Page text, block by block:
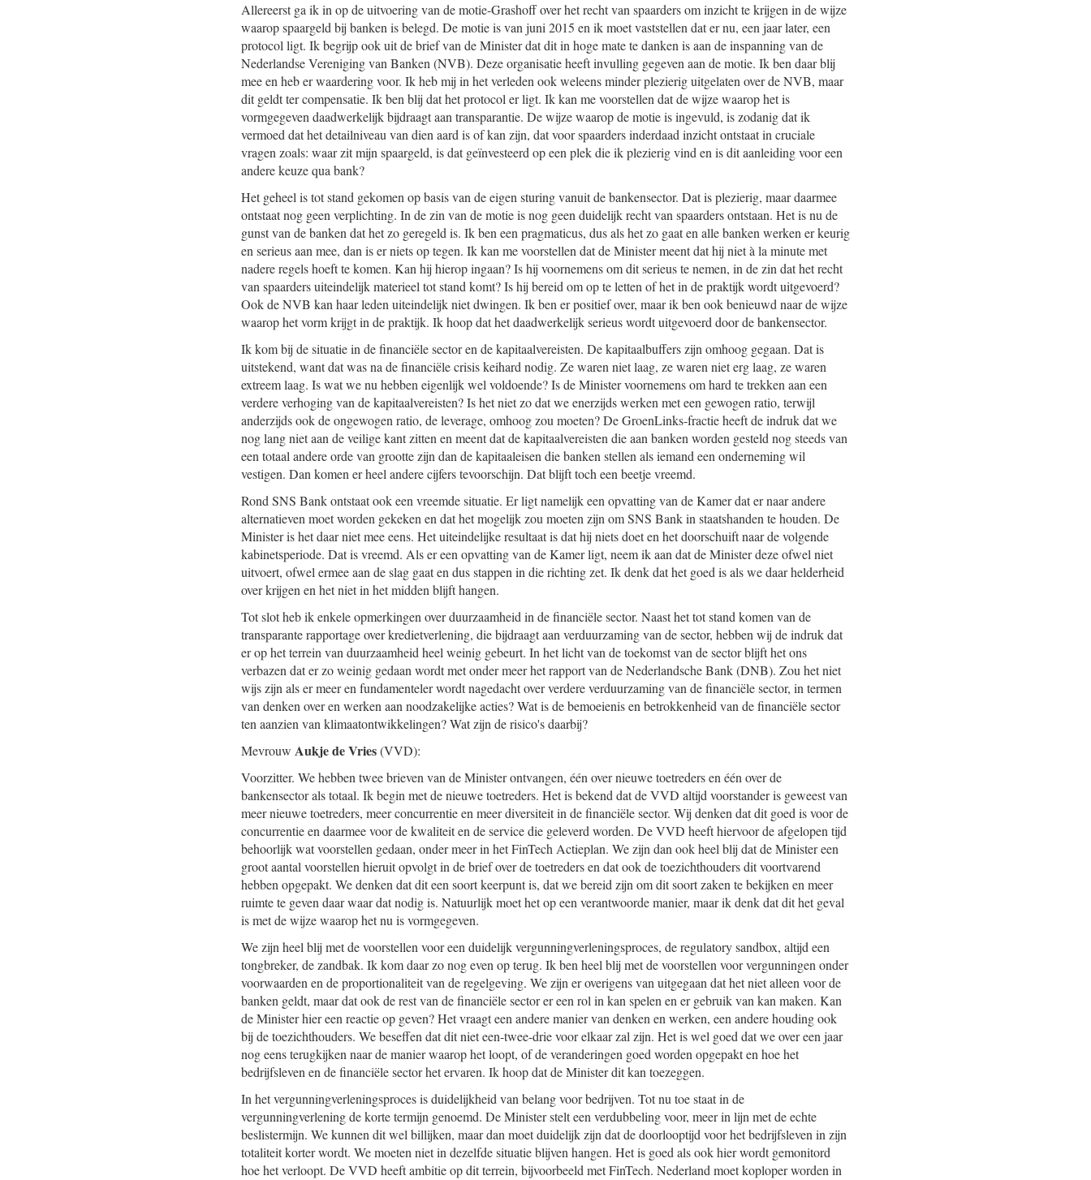
Allereerst ga ik in op de uitvoering van de motie-Grashoff over het recht van spaarders om inzicht te krijgen in de wijze
waarop spaargeld bij banken is belegd. De motie is van juni 2015 en ik moet vaststellen dat er nu, een jaar later, een
protocol ligt. Ik begrijp ook uit de brief van de Minister dat dit in hoge mate te danken is aan de inspanning van de
Nederlandse Vereniging van Banken (NVB). Deze organisatie heeft invulling gegeven aan de motie. Ik ben daar blij
mee en heb er waardering voor. Ik heb mij in het verleden ook weleens minder plezierig uitgelaten over de NVB, maar
dit geldt ter compensatie. Ik ben blij dat het protocol er ligt. Ik kan me voorstellen dat de wijze waarop het is
vormgegeven daadwerkelijk bijdraagt aan transparantie. De wijze waarop de motie is ingevuld, is zodanig dat ik
vermoed dat het detailniveau van dien aard is of kan zijn, dat voor spaarders inderdaad inzicht ontstaat in cruciale
vragen zoals: waar zit mijn spaargeld, is dat geïnvesteerd op een plek die ik plezierig vind en is dit aanleiding voor een
andere keuze qua bank?
Het geheel is tot stand gekomen op basis van de eigen sturing vanuit de bankensector. Dat is plezierig, maar daarmee
ontstaat nog geen verplichting. In de zin van de motie is nog geen duidelijk recht van spaarders ontstaan. Het is nu de
gunst van de banken dat het zo geregeld is. Ik ben een pragmaticus, dus als het zo gaat en alle banken werken er keurig
en serieus aan mee, dan is er niets op tegen. Ik kan me voorstellen dat de Minister meent dat hij niet à la minute met
nadere regels hoeft te komen. Kan hij hierop ingaan? Is hij voornemens om dit serieus te nemen, in de zin dat het recht
van spaarders uiteindelijk materieel tot stand komt? Is hij bereid om op te letten of het in de praktijk wordt uitgevoerd?
Ook de NVB kan haar leden uiteindelijk niet dwingen. Ik ben er positief over, maar ik ben ook benieuwd naar de wijze
waarop het vorm krijgt in de praktijk. Ik hoop dat het daadwerkelijk serieus wordt uitgevoerd door de bankensector.
Ik kom bij de situatie in de financiële sector en de kapitaalvereisten. De kapitaalbuffers zijn omhoog gegaan. Dat is
uitstekend, want dat was na de financiële crisis keihard nodig. Ze waren niet laag, ze waren niet erg laag, ze waren
extreem laag. Is wat we nu hebben eigenlijk wel voldoende? Is de Minister voornemens om hard te trekken aan een
verdere verhoging van de kapitaalvereisten? Is het niet zo dat we enerzijds werken met een gewogen ratio, terwijl
anderzijds ook de ongewogen ratio, de leverage, omhoog zou moeten? De GroenLinks-fractie heeft de indruk dat we
nog lang niet aan de veilige kant zitten en meent dat de kapitaalvereisten die aan banken worden gesteld nog steeds van
een totaal andere orde van grootte zijn dan de kapitaaleisen die banken stellen als iemand een onderneming wil
vestigen. Dan komen er heel andere cijfers tevoorschijn. Dat blijft toch een beetje vreemd.
Rond SNS Bank ontstaat ook een vreemde situatie. Er ligt namelijk een opvatting van de Kamer dat er naar andere
alternatieven moet worden gekeken en dat het mogelijk zou moeten zijn om SNS Bank in staatshanden te houden. De
Minister is het daar niet mee eens. Het uiteindelijke resultaat is dat hij niets doet en het doorschuift naar de volgende
kabinetsperiode. Dat is vreemd. Als er een opvatting van de Kamer ligt, neem ik aan dat de Minister deze ofwel niet
uitvoert, ofwel ermee aan de slag gaat en dus stappen in die richting zet. Ik denk dat het goed is als we daar helderheid
over krijgen en het niet in het midden blijft hangen.
Tot slot heb ik enkele opmerkingen over duurzaamheid in de financiële sector. Naast het tot stand komen van de
transparante rapportage over kredietverlening, die bijdraagt aan verduurzaming van de sector, hebben wij de indruk dat
er op het terrein van duurzaamheid heel weinig gebeurt. In het licht van de toekomst van de sector blijft het ons
verbazen dat er zo weinig gedaan wordt met onder meer het rapport van de Nederlandsche Bank (DNB). Zou het niet
wijs zijn als er meer en fundamenteler wordt nagedacht over verdere verduurzaming van de financiële sector, in termen
van denken over en werken aan noodzakelijke acties? Wat is de bemoeienis en betrokkenheid van de financiële sector
ten aanzien van klimaatontwikkelingen? Wat zijn de risico's daarbij?
Mevrouw Aukje de Vries(VVD):
Voorzitter. We hebben twee brieven van de Minister ontvangen, één over nieuwe toetreders en één over de
bankensector als totaal. Ik begin met de nieuwe toetreders. Het is bekend dat de VVD altijd voorstander is geweest van
meer nieuwe toetreders, meer concurrentie en meer diversiteit in de financiële sector. Wij denken dat dit goed is voor de
concurrentie en daarmee voor de kwaliteit en de service die geleverd worden. De VVD heeft hiervoor de afgelopen tijd
behoorlijk wat voorstellen gedaan, onder meer in het FinTech Actieplan. We zijn dan ook heel blij dat de Minister een
groot aantal voorstellen hieruit opvolgt in de brief over de toetreders en dat ook de toezichthouders dit voortvarend
hebben opgepakt. We denken dat dit een soort keerpunt is, dat we bereid zijn om dit soort zaken te bekijken en meer
ruimte te geven daar waar dat nodig is. Natuurlijk moet het op een verantwoorde manier, maar ik denk dat dit het geval
is met de wijze waarop het nu is vormgegeven.
We zijn heel blij met de voorstellen voor een duidelijk vergunningverleningsproces, de regulatory sandbox, altijd een
tongbreker, de zandbak. Ik kom daar zo nog even op terug. Ik ben heel blij met de voorstellen voor vergunningen onder
voorwaarden en de proportionaliteit van de regelgeving. We zijn er overigens van uitgegaan dat het niet alleen voor de
banken geldt, maar dat ook de rest van de financiële sector er een rol in kan spelen en er gebruik van kan maken. Kan
de Minister hier een reactie op geven? Het vraagt een andere manier van denken en werken, een andere houding ook
bij de toezichthouders. We beseffen dat dit niet een-twee-drie voor elkaar zal zijn. Het is wel goed dat we over een jaar
nog eens terugkijken naar de manier waarop het loopt, of de veranderingen goed worden opgepakt en hoe het
bedrijfsleven en de financiële sector het ervaren. Ik hoop dat de Minister dit kan toezeggen.
In het vergunningverleningsproces is duidelijkheid van belang voor bedrijven. Tot nu toe staat in de
vergunningverlening de korte termijn genoemd. De Minister stelt een verdubbeling voor, meer in lijn met de echte
beslistermijn. We kunnen dit wel billijken, maar dan moet duidelijk zijn dat de doorlooptijd voor het bedrijfsleven in zijn
totaliteit korter wordt. We moeten niet in dezelfde situatie blijven hangen. Het is goed als ook hier wordt gemonitord
hoe het verloopt. De VVD heeft ambitie op dit terrein, bijvoorbeeld met FinTech. Nederland moet koploper worden in